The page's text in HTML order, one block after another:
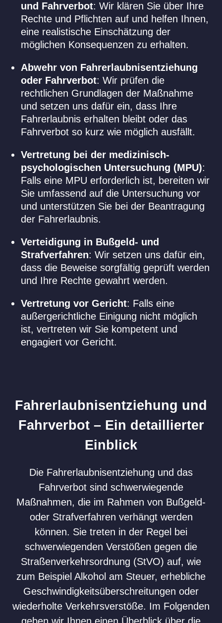
und Fahrverbot: Wir klären Sie über Ihre
Rechte und Pflichten auf und helfen Ihnen,
eine realistische Einschätzung der
möglichen Konsequenzen zu erhalten.
Abwehr von Fahrerlaubnisentziehung
oder Fahrverbot: Wir prüfen die
rechtlichen Grundlagen der Maßnahme
und setzen uns dafür ein, dass Ihre
Fahrerlaubnis erhalten bleibt oder das
Fahrverbot so kurz wie möglich ausfällt.
Vertretung bei der medizinisch-
psychologischen Untersuchung (MPU):
Falls eine MPU erforderlich ist, bereiten wir
Sie umfassend auf die Untersuchung vor
und unterstützen Sie bei der Beantragung
der Fahrerlaubnis.
Verteidigung in Bußgeld- und
Strafverfahren: Wir setzen uns dafür ein,
dass die Beweise sorgfältig geprüft werden
und Ihre Rechte gewahrt werden.
Vertretung vor Gericht: Falls eine
außergerichtliche Einigung nicht möglich
ist, vertreten wir Sie kompetent und
engagiert vor Gericht.
Fahrerlaubnisentziehung und
Fahrverbot – Ein detaillierter
Einblick
Die Fahrerlaubnisentziehung und das
Fahrverbot sind schwerwiegende
Maßnahmen, die im Rahmen von Bußgeld-
oder Strafverfahren verhängt werden
können. Sie treten in der Regel bei
schwerwiegenden Verstößen gegen die
Straßenverkehrsordnung (StVO) auf, wie
zum Beispiel Alkohol am Steuer, erhebliche
Geschwindigkeitsüberschreitungen oder
wiederholte Verkehrsverstöße. Im Folgenden